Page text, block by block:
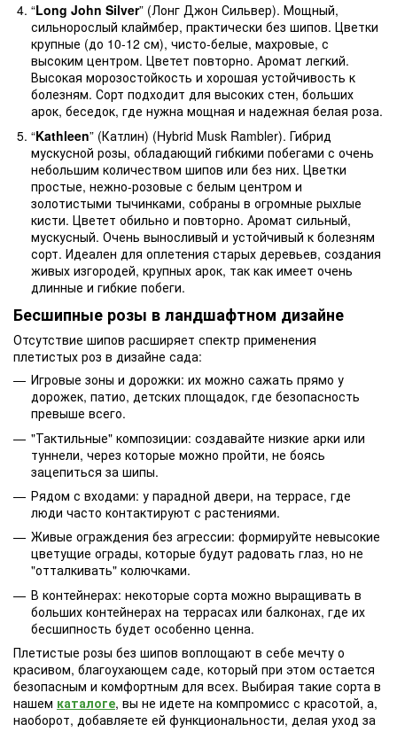
“Long John Silver” (Лонг Джон Сильвер). Мощный,
сильнорослый клаймбер, практически без шипов. Цветки
крупные (до 10-12 см), чисто-белые, махровые, с
высоким центром. Цветет повторно. Аромат легкий.
Высокая морозостойкость и хорошая устойчивость к
болезням. Сорт подходит для высоких стен, больших
арок, беседок, где нужна мощная и надежная белая роза.
“Kathleen” (Катлин) (Hybrid Musk Rambler). Гибрид
мускусной розы, обладающий гибкими побегами с очень
небольшим количеством шипов или без них. Цветки
простые, нежно-розовые с белым центром и
золотистыми тычинками, собраны в огромные рыхлые
кисти. Цветет обильно и повторно. Аромат сильный,
мускусный. Очень выносливый и устойчивый к болезням
сорт. Идеален для оплетения старых деревьев, создания
живых изгородей, крупных арок, так как имеет очень
длинные и гибкие побеги.
Бесшипные розы в ландшафтном дизайне
Отсутствие шипов расширяет спектр применения
плетистых роз в дизайне сада:
Игровые зоны и дорожки: их можно сажать прямо у
дорожек, патио, детских площадок, где безопасность
превыше всего.
"Тактильные" композиции: создавайте низкие арки или
туннели, через которые можно пройти, не боясь
зацепиться за шипы.
Рядом с входами: у парадной двери, на террасе, где
люди часто контактируют с растениями.
Живые ограждения без агрессии: формируйте невысокие
цветущие ограды, которые будут радовать глаз, но не
"отталкивать" колючками.
В контейнерах: некоторые сорта можно выращивать в
больших контейнерах на террасах или балконах, где их
бесшипность будет особенно ценна.
Плетистые розы без шипов воплощают в себе мечту о
красивом, благоухающем саде, который при этом остается
безопасным и комфортным для всех. Выбирая такие сорта в
нашем каталоге, вы не идете на компромисс с красотой, а,
наоборот, добавляете ей функциональности, делая уход за